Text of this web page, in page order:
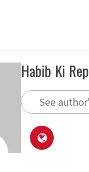
Habib Ki
See